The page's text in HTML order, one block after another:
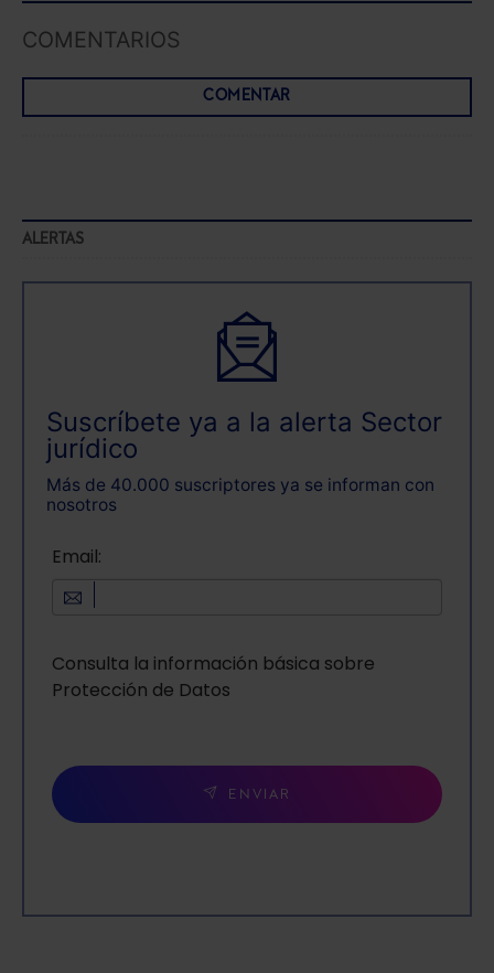
COMENTARIOS
COMENTAR
ALERTAS
Suscríbete ya a la alerta Sector
jurídico
Más de 40.000 suscriptores ya se informan con
nosotros
Email:
Consulta la información básica sobre
Protección de Datos
ENVIAR